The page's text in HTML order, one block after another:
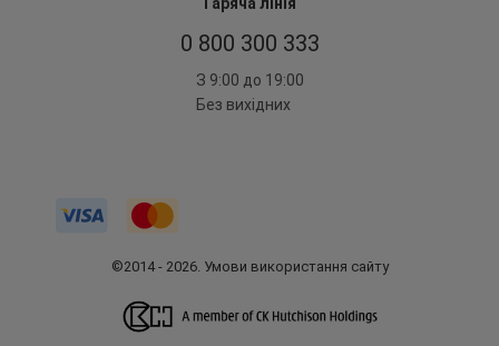
0 800 300 333
З 9:00 до 19:00
Без вихідних
©2014 - 2026. Умови використання сайту